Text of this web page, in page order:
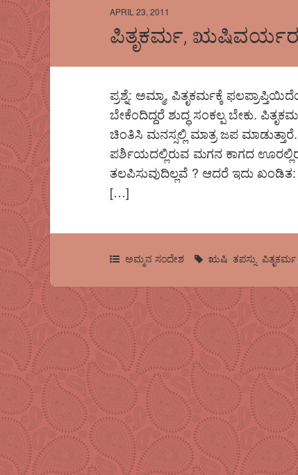
APRIL 23, 2011
ಪಿತೃಕರ್ಮ, ಋಷಿವರ್ಯರ
ಪ್ರಶ್ನೆ: ಅಮ್ಮಾ, ಪಿತೃಕರ್ಮಕ್ಕೆ
ಬೇಕೆಂದಿದ್ದರೆ ಶುದ್ಧ ಸಂಕಲ್ಪ ಬೇಕು.
ಚಿಂತಿಸಿ ಮನಸ್ಸಲ್ಲಿ ಮಾತ್ರ ಜಪ
ಪರ್ಶಿಯದಲ್ಲಿರುವ ಮಗನ ಕಾಗದ
ತಲಪಿಸುವುದಿಲ್ಲವೆ ? ಆದರೆ ಇದು
[…]
ಅಮ್ಮನ ಸಂದೇಶ ಋಷಿ,ತಪಸ್ಸು,ಪಿತೃಕರ್ಮ